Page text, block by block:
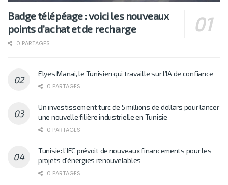
Badge télépéage : voici les nouveaux
points d’achat et de recharge
0 PARTAGES
Elyes Manai, le Tunisien qui travaille sur l’IA de confiance
0 PARTAGES
Un investissement turc de 5 millions de dollars pour lancer
une nouvelle filière industrielle en Tunisie
0 PARTAGES
Tunisie: l’IFC prévoit de nouveaux financements pour les
projets d’énergies renouvelables
0 PARTAGES